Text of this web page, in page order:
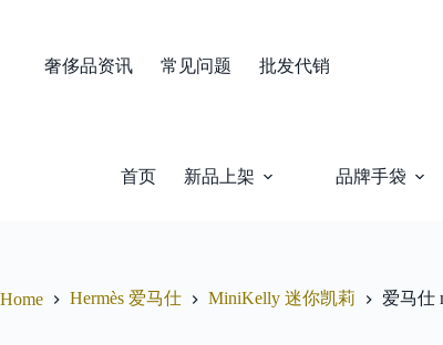
奢侈品资讯
常见问题 批发代销
首页 新品上架 品牌手袋
Home Hermès 爱马仕 MiniKelly 迷你凯莉 爱马仕